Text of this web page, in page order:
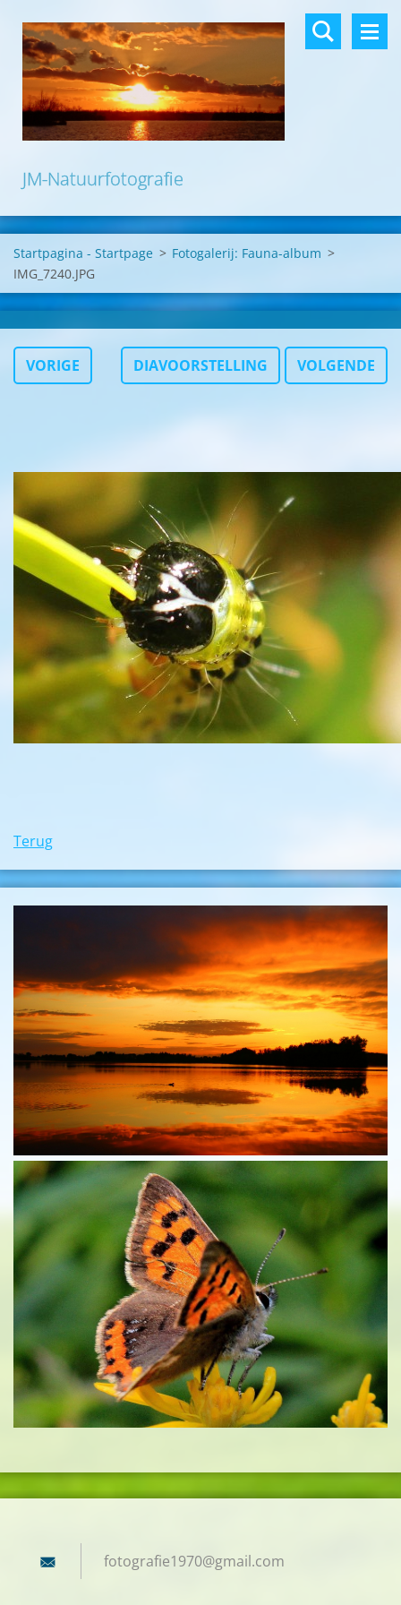
JM-Natuurfotografie
Startpagina - Startpage > Fotogalerij: Fauna-album >
IMG_7240.JPG
VORIGE DIAVOORSTELLING VOLGENDE
Terug
fotografie1970@gmail.com